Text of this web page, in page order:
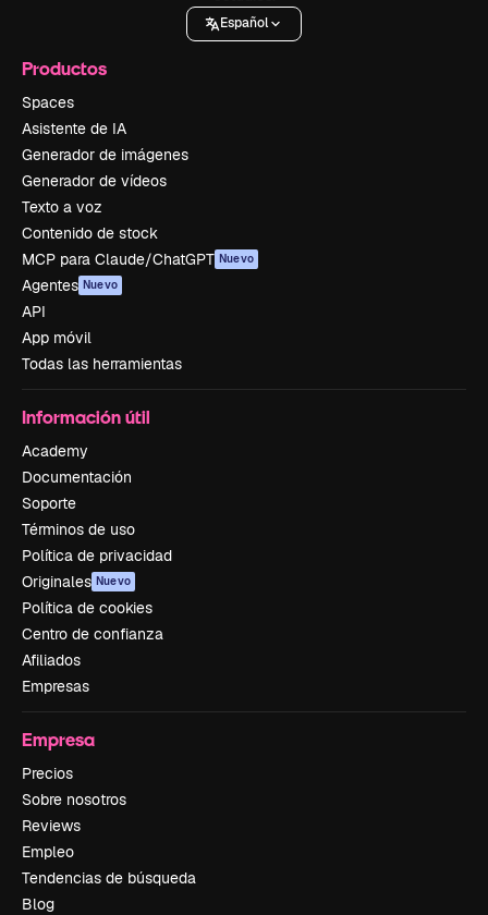
Español
Productos
Spaces
Asistente de IA
Generador de imágenes
Generador de vídeos
Texto a voz
Contenido de stock
MCP para Claude/ChatGPT Nuevo
Agentes Nuevo
API
App móvil
Todas las herramientas
Información útil
Academy
Documentación
Soporte
Términos de uso
Política de privacidad
Originales Nuevo
Política de cookies
Centro de confianza
Afiliados
Empresas
Empresa
Precios
Sobre nosotros
Reviews
Empleo
Tendencias de búsqueda
Blog